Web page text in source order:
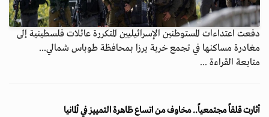
دفعت اعتداءات المستوطنين الإسرائيليين المتكررة عائلات فلسطينية إلى
مغادرة مساكنها في تجمع خربة يرزا بمحافظة طوباس شمالي...
متابعة القراءة ...
أثارت قلقاً مجتمعياً.. مخاوف من اتساع ظاهرة التمييز في ألمانيا